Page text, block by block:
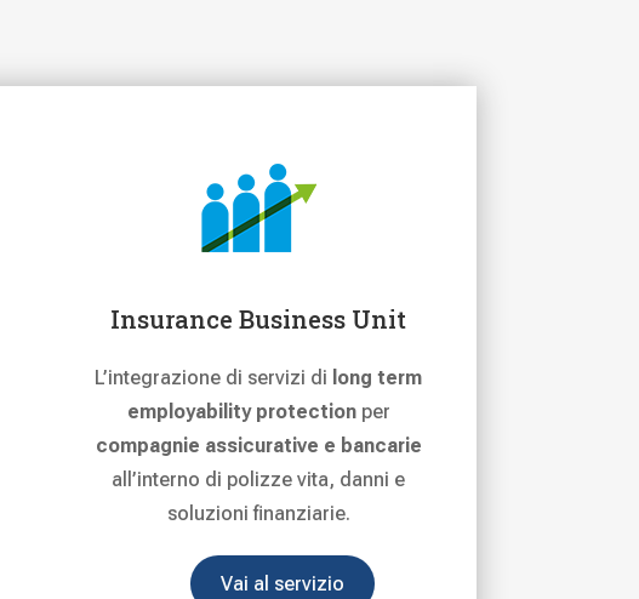
Insurance Business Unit
L’integrazione di servizi di long term
employability protectionper
compagnie assicurative e bancarie
all’interno di polizze vita, danni e
soluzioni finanziarie.
Vai al servizio